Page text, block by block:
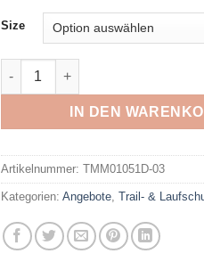
150,00€
Size
TRUE MOTION - True Motion U-
IN DEN
Artikelnummer: TMM01051D-03
Kategorien: Angebote Trail- &